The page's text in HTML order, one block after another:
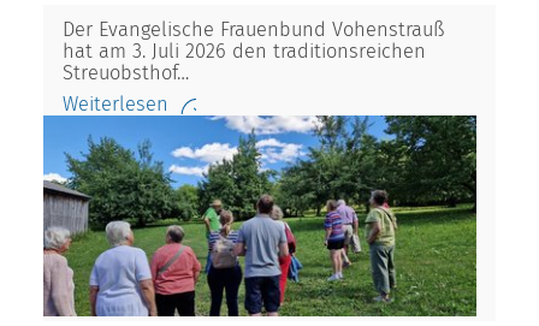
Der Evangelische Frauenbund Vohenstrauß
hat am 3. Juli 2026 den traditionsreichen
Streuobsthof…
Weiterlesen